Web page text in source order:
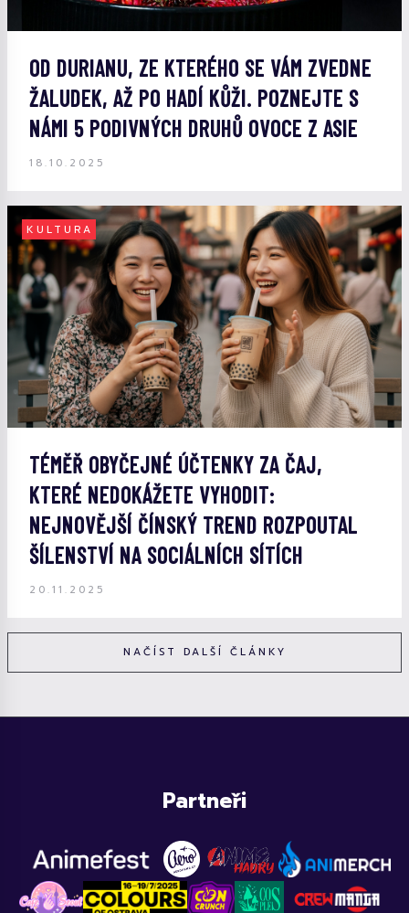
OD DURIANU, ZE KTERÉHO SE VÁM ZVEDNE
ŽALUDEK, AŽ PO HADÍ KŮŽI. POZNEJTE S
NÁMI 5 PODIVNÝCH DRUHŮ OVOCE Z ASIE
18.10.2025
KULTURA
TÉMĚŘ OBYČEJNÉ ÚČTENKY ZA ČAJ,
KTERÉ NEDOKÁŽETE VYHODIT:
NEJNOVĚJŠÍ ČÍNSKÝ TREND ROZPOUTAL
ŠÍLENSTVÍ NA SOCIÁLNÍCH SÍTÍCH
20.11.2025
NAČÍST DALŠÍ ČLÁNKY
Partneři